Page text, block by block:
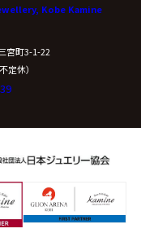
Kobe Kamine
宮町3-1-22
定休）